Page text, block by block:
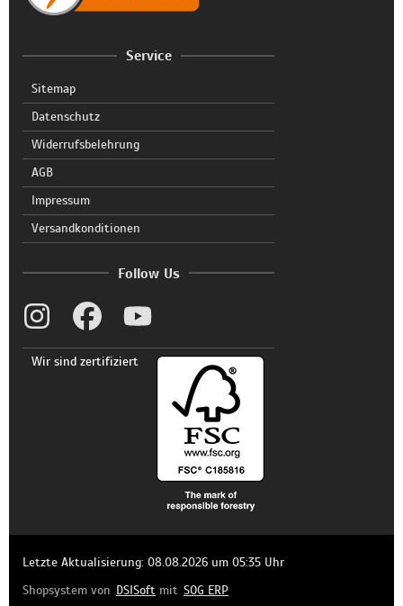
Service
Sitemap
Datenschutz
Widerrufsbelehrung
AGB
Impressum
Versandkonditionen
Follow Us
Wir sind zertifiziert
Letzte Aktualisierung: 08.08.2026 um 05:35 Uhr
Shopsystem von DSISoft mit SOG ERP